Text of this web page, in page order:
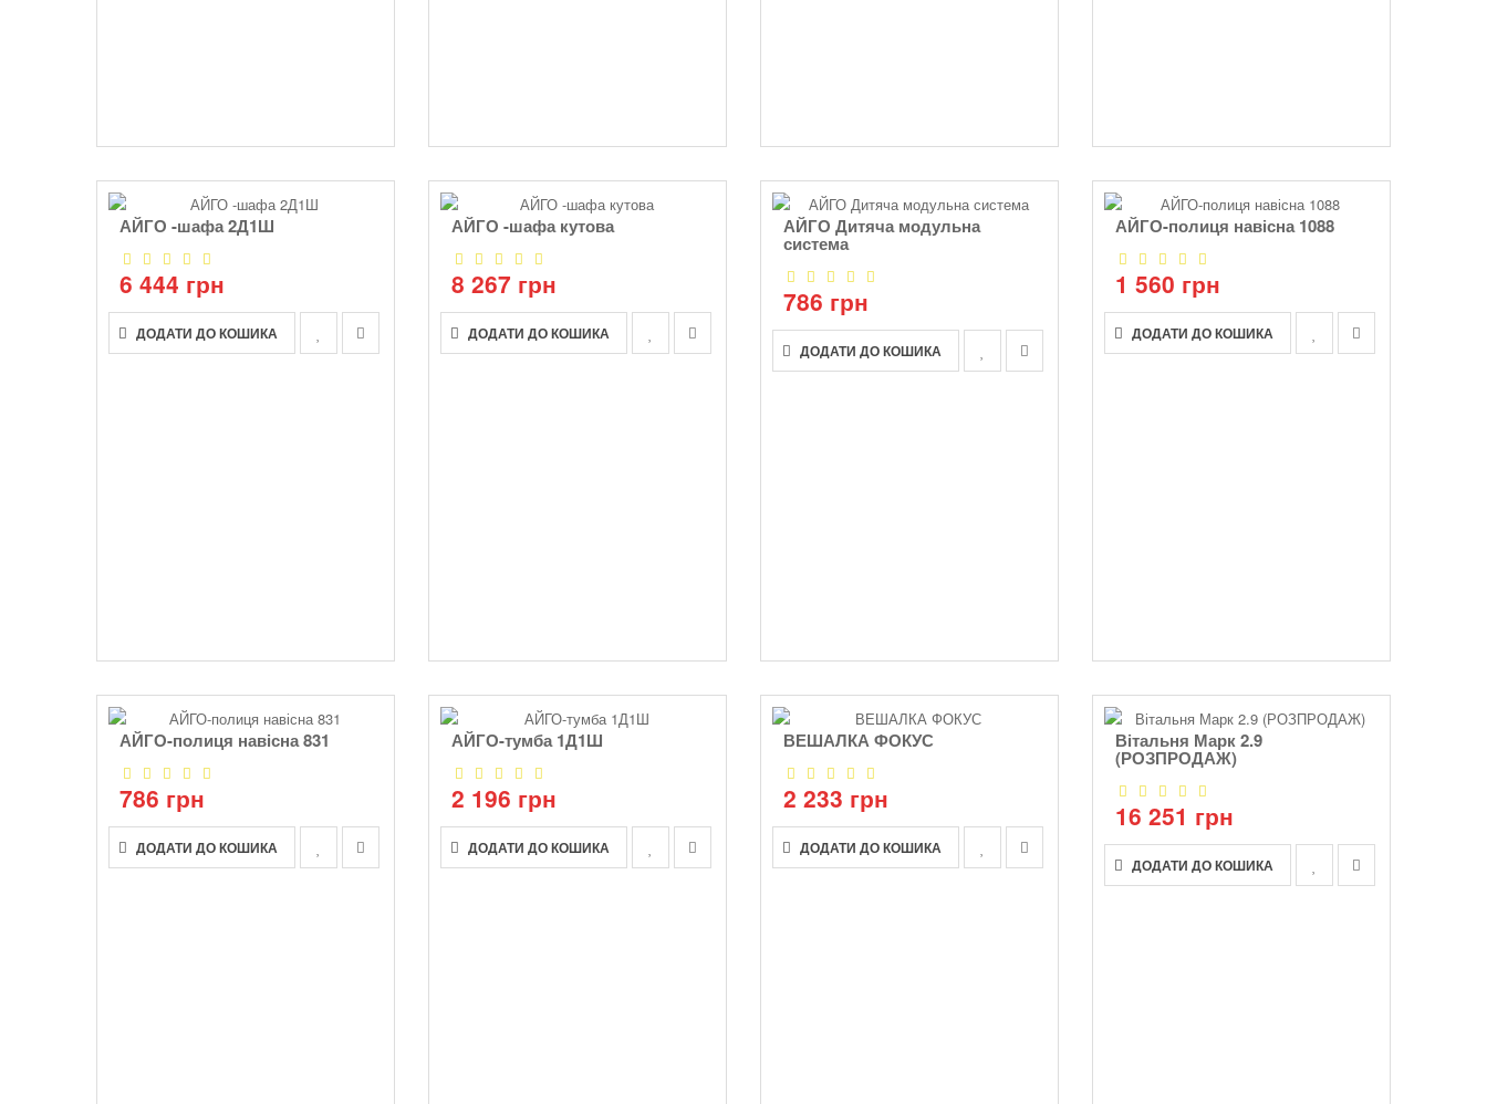
АЙГО -шафа 2Д1Ш
6 444 грн
ДОДАТИ ДО КОШИКА
АЙГО -шафа кутова
8 267 грн
ДОДАТИ ДО КОШИКА
АЙГО Дитяча модульна
система
786 грн
ДОДАТИ ДО КОШИКА
АЙГО-полиця навісна 1088
1 560 грн
ДОДАТИ ДО КОШИКА
АЙГО-полиця навісна 831
786 грн
ДОДАТИ ДО КОШИКА
АЙГО-тумба 1Д1Ш
2 196 грн
ДОДАТИ ДО КОШИКА
ВЕШАЛКА ФОКУС
2 233 грн
ДОДАТИ ДО КОШИКА
Вітальня Марк 2.9
(РОЗПРОДАЖ)
16 251 грн
ДОДАТИ ДО КОШИКА